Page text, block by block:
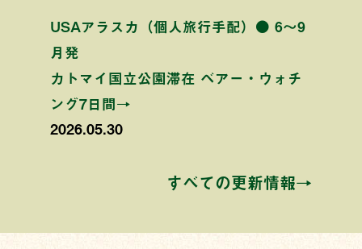
USAアラスカ（個人旅行手配）● 6〜9
月発
カトマイ国立公園滞在 ベアー・ウォチ
ング7日間→
2026.05.30
すべての更新情報→